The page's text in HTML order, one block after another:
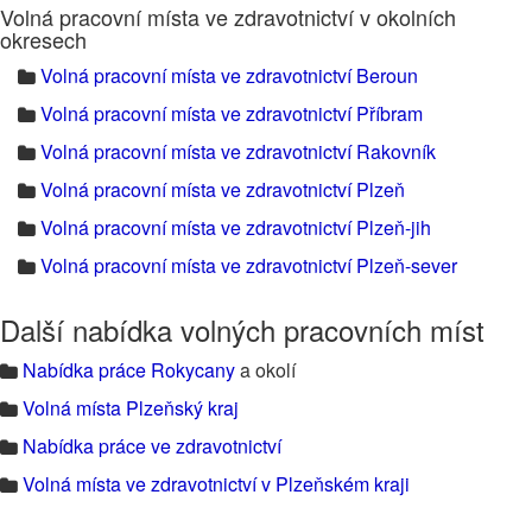
Volná pracovní místa ve zdravotnictví v okolních
okresech
Volná pracovní místa ve zdravotnictví Beroun
Volná pracovní místa ve zdravotnictví Příbram
Volná pracovní místa ve zdravotnictví Rakovník
Volná pracovní místa ve zdravotnictví Plzeň
Volná pracovní místa ve zdravotnictví Plzeň-jih
Volná pracovní místa ve zdravotnictví Plzeň-sever
Další nabídka volných pracovních míst
Nabídka práce Rokycanya okolí
Volná místa Plzeňský kraj
Nabídka práce ve zdravotnictví
Volná místa ve zdravotnictví v Plzeňském kraji